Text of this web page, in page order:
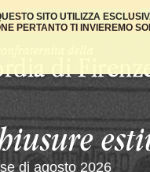
SITO UTILIZZA
PERTANTO TI INVIEREMO